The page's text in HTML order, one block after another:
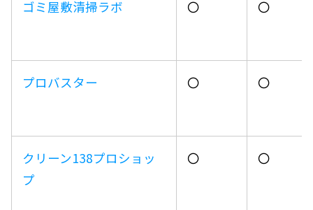
ゴミ屋敷清掃ラボ 〇 〇
プロバスター 〇 〇
クリーン138プロショッ
プ
〇 〇